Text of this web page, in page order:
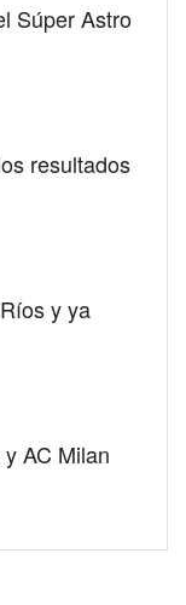
Súper Astro
resultados
y ya
AC Milan